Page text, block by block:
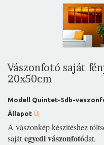
Vászonfotó saját
20x50cm
Modell Quintet-5db-
Állapot Új
A vászonkép készítéshez
saját egyedi vászonfotódat.